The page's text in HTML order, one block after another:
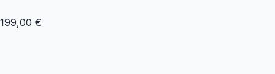
199,00 €